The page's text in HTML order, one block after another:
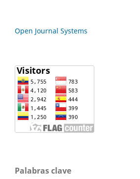
Open Journal Systems
Palabras clave